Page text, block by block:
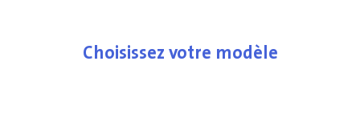
Choisissez votre modèle